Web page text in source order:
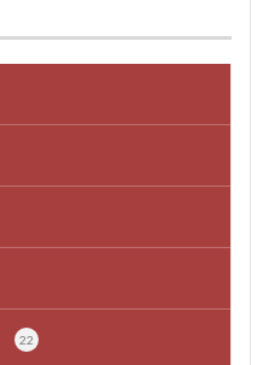
22